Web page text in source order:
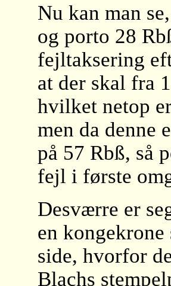
Nu kan man
og porto 28
fejltaksering
at der skal fra
hvilket netop
men da denne
på 57 Rbß, så
fejl i første
Desværre er
en
side, hvorfor
Blachs